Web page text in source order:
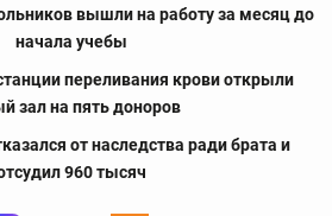
вышли на работу за месяц до
начала учебы
переливания крови открыли
зал на пять доноров
от наследства ради брата и
960 тысяч